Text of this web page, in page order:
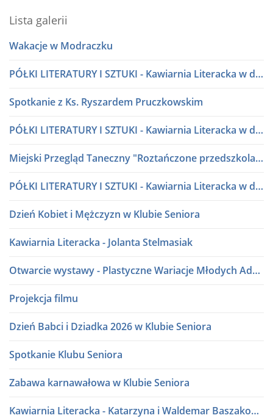
Lista galerii
Wakacje w Modraczku
PÓŁKI LITERATURY I SZTUKI - Kawiarnia Literacka w dialogu
Spotkanie z Ks. Ryszardem Pruczkowskim
PÓŁKI LITERATURY I SZTUKI - Kawiarnia Literacka w dialogu
Miejski Przegląd Taneczny "Roztańczone przedszkolaki" lata 80 i 90
PÓŁKI LITERATURY I SZTUKI - Kawiarnia Literacka w dialogu
Dzień Kobiet i Mężczyzn w Klubie Seniora
Kawiarnia Literacka - Jolanta Stelmasiak
Otwarcie wystawy - Plastyczne Wariacje Młodych Adeptów Sztuki
Projekcja filmu
Dzień Babci i Dziadka 2026 w Klubie Seniora
Spotkanie Klubu Seniora
Zabawa karnawałowa w Klubie Seniora
Kawiarnia Literacka - Katarzyna i Waldemar Baszakowie